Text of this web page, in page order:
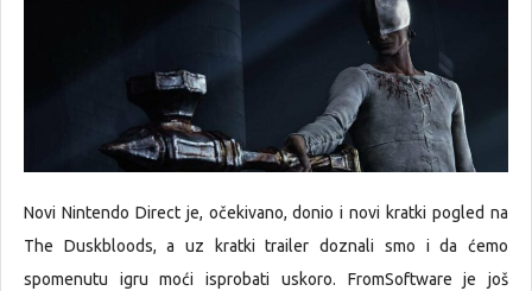
Novi Nintendo Direct je, očekivano, donio i novi kratki pogled na
The Duskbloods, a uz kratki trailer doznali smo i da ćemo
spomenutu igru moći isprobati uskoro. FromSoftware je još